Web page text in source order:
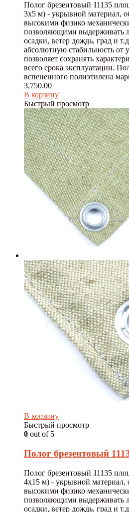
Полог брезентовый 11135
3х5 м) - укрывной материал,
высокими физико
позволяющими выдерживать
осадки, ветер дождь, град и
абсолютную стабильность от
позволяет сохранять
всего срока эксплуатации.
вспененного полиэтилена
3,750.00
В корзину
Быстрый просмотр
В корзину
Быстрый просмотр
0 out of 5
Полог брезентовый
Полог брезентовый 11135
4х15 м) - укрывной материал,
высокими физико
позволяющими выдерживать
осадки, ветер дождь, град и